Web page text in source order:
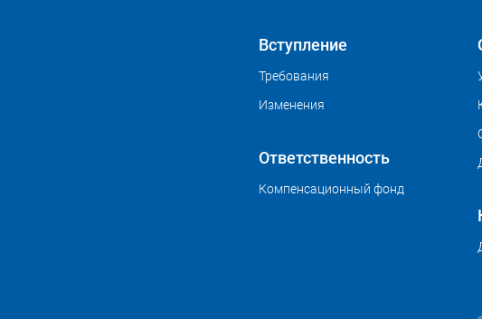
Вступление
Требования
Изменения
Ответственность
Компенсационный фонд